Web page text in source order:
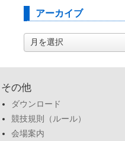
アーカイブ
ー
ブ
その他
ダウンロード
競技規則（ルール）
会場案内